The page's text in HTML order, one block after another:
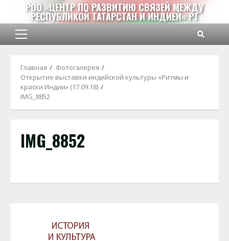
Перейти
содержимому
РОО «ЦЕНТР ПО РАЗВИТИЮ СВЯЗЕЙ МЕЖДУ
РЕСПУБЛИКОЙ ТАТАРСТАН И ИНДИЕЙ» РТ
Основное
Главная
Фотогалерея
Открытие выставки индийской культуры «Ритмы и
краски Индии» (17.09.18)
IMG_8852
IMG_8852